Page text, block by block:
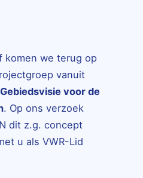
komen we terug op
vanuit
Gebiedsvisie voor de
. Op ons verzoek
dit z.g. concept
u als VWR-Lid